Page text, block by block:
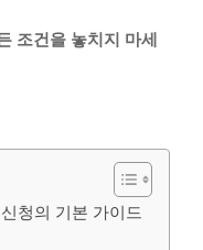
조건을 놓치지 마세
청의 기본 가이드